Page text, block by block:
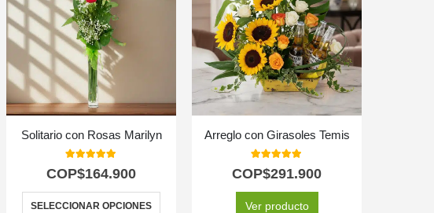
Solitario con Rosas Marilyn
5.00
COP$164.900
SELECCIONAR OPCIONES
Arreglo con Girasoles Temis
5.00
COP$291.900
Ver producto